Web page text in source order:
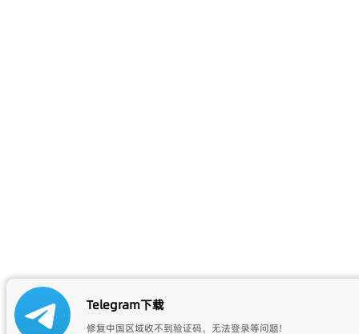
Telegram下载
修复中国区域收不到验证码、无法登录等问题!